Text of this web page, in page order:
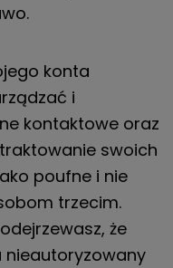
konta
i
kontaktowe oraz
swoich
poufne i nie
trzecim.
że
nieautoryzowany